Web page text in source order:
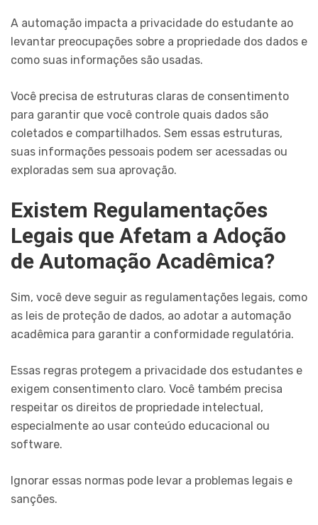
A automação impacta a privacidade do estudante ao
levantar preocupações sobre a propriedade dos dados e
como suas informações são usadas.
Você precisa de estruturas claras de consentimento
para garantir que você controle quais dados são
coletados e compartilhados. Sem essas estruturas,
suas informações pessoais podem ser acessadas ou
exploradas sem sua aprovação.
Existem Regulamentações
Legais que Afetam a Adoção
de Automação Acadêmica?
Sim, você deve seguir as regulamentações legais, como
as leis de proteção de dados, ao adotar a automação
acadêmica para garantir a conformidade regulatória.
Essas regras protegem a privacidade dos estudantes e
exigem consentimento claro. Você também precisa
respeitar os direitos de propriedade intelectual,
especialmente ao usar conteúdo educacional ou
software.
Ignorar essas normas pode levar a problemas legais e
sanções.